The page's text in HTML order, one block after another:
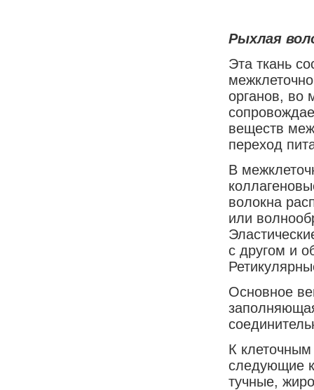
Рыхлая
Эта ткань
органов, во
веществ
переход
В
волокна
или
с другом и
Основное
К
следующие
тучные,